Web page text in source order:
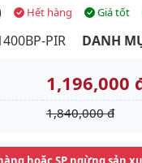
Hết hàng Giá tốt
PIR DANH
1,196,000
1,840,000 đ